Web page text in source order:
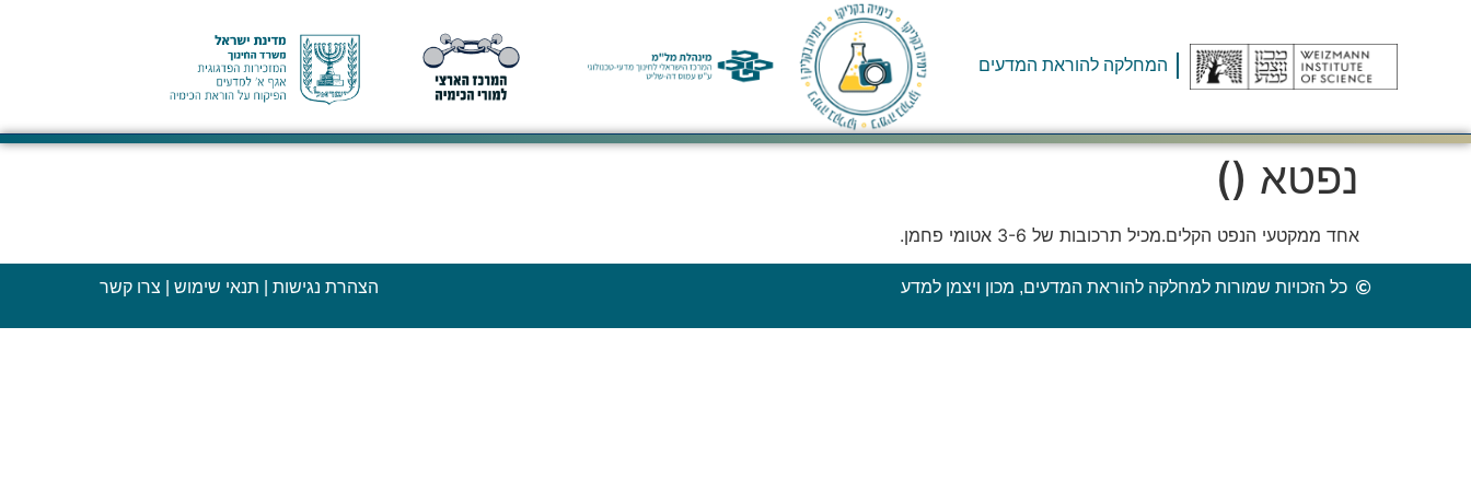
המחלקה להוראת המדעים
נפטא ()
אחד ממקטעי הנפט הקלים.מכיל תרכובות של 3-6 אטומי פחמן.
כל הזכויות שמורות למחלקה להוראת המדעים, מכון ויצמן למדע הצהרת נגישות תנאי שימוש צרו קשר